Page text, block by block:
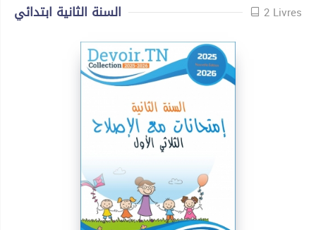
السنة الثانية ابتدائي 2 Livres